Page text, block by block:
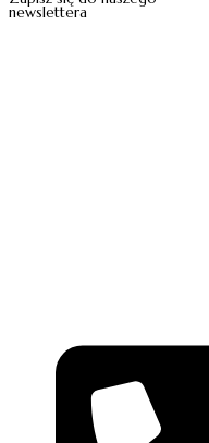
newslettera